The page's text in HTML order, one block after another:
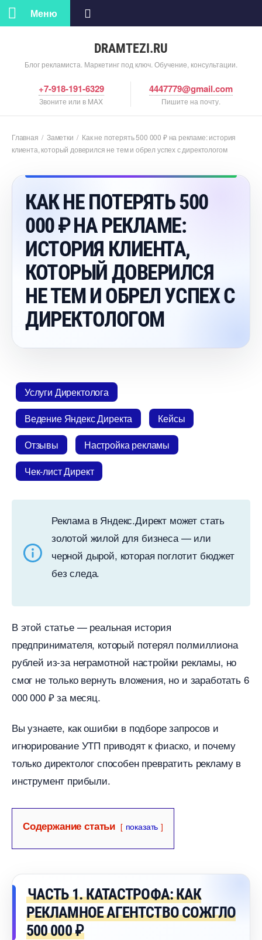
DRAMTEZI.RU
Блог рекламиста. Маркетинг под ключ. Обучение, консультации.
Меню
+7-918-191-6329
Звоните или в MAX
4447779@gmail.com
Пишите на почту.
Главная / Заметки / Как не потерять 500 000 ₽ на рекламе: история
клиента, который доверился не тем и обрел успех с директологом
КАК НЕ ПОТЕРЯТЬ 500
000 ₽ НА РЕКЛАМЕ:
ИСТОРИЯ КЛИЕНТА,
КОТОРЫЙ ДОВЕРИЛСЯ
НЕ ТЕМ И ОБРЕЛ УСПЕХ С
ДИРЕКТОЛОГОМ
Услуги Директолога
едение Яндекс Директа
Кейсы
Отзывы
Настройка рекламы
Чек-лист Директ
Реклама в Яндекс.Директ может стать
золотой жилой для бизнеса — или
черной дырой, которая поглотит бюджет
ез следа.
этой статье — реальная история
предпринимателя, который потерял полмиллиона
рублей из-за неграмотной настройки рекламы, но
смог не только вернуть вложения, но и заработать 6
000 000 ₽ за месяц.
ы узнаете, как ошибки в подборе запросов и
игнорирование УТП приводят к фиаско, и почему
только директолог способен превратить рекламу
инструмент прибыли.
Содержание статьи показать
ЧАСТЬ 1. КАТАСТРОФА: КАК
РЕКЛАМНОЕ АГЕНТСТВО СОЖГЛО
500 000 ₽